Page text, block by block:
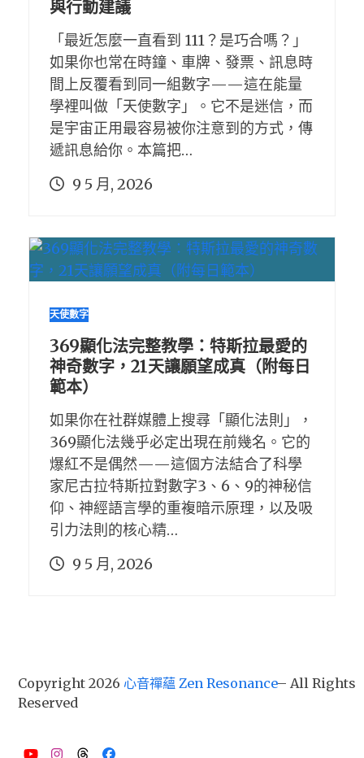
與行動建議
「最近怎麼一直看到 111？是巧合嗎？」
如果你也常在時鐘、車牌、發票、訊息時
間上反覆看到同一組數字——這在能量
學裡叫做「天使數字」。它不是迷信，而
是宇宙正用最容易被你注意到的方式，傳
遞訊息給你。本篇把…
9 5 月, 2026
天使數字
369顯化法完整教學：特斯拉最愛的
神奇數字，21天讓願望成真（附每日
範本）
如果你在社群媒體上搜尋「顯化法則」，
369顯化法幾乎必定出現在前幾名。它的
爆紅不是偶然——這個方法結合了科學
家尼古拉·特斯拉對數字3、6、9的神秘信
仰、神經語言學的重複暗示原理，以及吸
引力法則的核心精…
9 5 月, 2026
Copyright 2026心音禪蘊 Zen Resonance– All Rights
Reserved